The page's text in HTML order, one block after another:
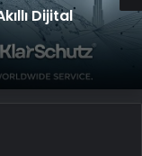
Dijital